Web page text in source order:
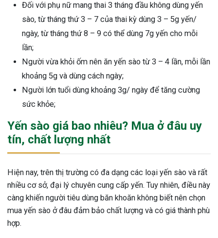
Đối với phụ nữ mang thai 3 tháng đầu không dùng yến
sào, từ tháng thứ 3 – 7 của thai kỳ dùng 3 – 5g yến/
ngày, từ tháng thứ 8 – 9 có thể dùng 7g yến cho mỗi
lần;
Người vừa khỏi ốm nên ăn yến sào từ 3 – 4 lần, mỗi lần
khoảng 5g và dùng cách ngày;
Người lớn tuổi dùng khoảng 3g/ ngày để tăng cường
sức khỏe;
Yến sào giá bao nhiêu? Mua ở đâu uy
tín, chất lượng nhất
Hiện nay, trên thị trường có đa dạng các loại yến sào và rất
nhiều cơ sở, đại lý chuyên cung cấp yến. Tuy nhiên, điều này
càng khiến người tiêu dùng băn khoăn không biết nên chọn
mua yến sào ở đâu đảm bảo chất lượng và có giá thành phù
hợp.